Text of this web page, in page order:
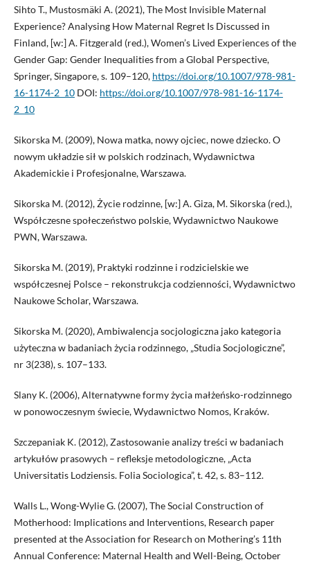
Sihto T., Mustosmäki A. (2021), The Most Invisible Maternal
Experience? Analysing How Maternal Regret Is Discussed in
Finland, [w:] A. Fitzgerald (red.), Women’s Lived Experiences of the
Gender Gap: Gender Inequalities from a Global Perspective,
Springer, Singapore, s. 109–120, https://doi.org/10.1007/978-981-
16-1174-2_10DOI: https://doi.org/10.1007/978-981-16-1174-
2_10
Sikorska M. (2009), Nowa matka, nowy ojciec, nowe dziecko. O
nowym układzie sił w polskich rodzinach, Wydawnictwa
Akademickie i Profesjonalne, Warszawa.
Sikorska M. (2012), Życie rodzinne, [w:] A. Giza, M. Sikorska (red.),
Współczesne społeczeństwo polskie, Wydawnictwo Naukowe
PWN, Warszawa.
Sikorska M. (2019), Praktyki rodzinne i rodzicielskie we
współczesnej Polsce – rekonstrukcja codzienności, Wydawnictwo
Naukowe Scholar, Warszawa.
Sikorska M. (2020), Ambiwalencja socjologiczna jako kategoria
użyteczna w badaniach życia rodzinnego, „Studia Socjologiczne”,
nr 3(238), s. 107–133.
Slany K. (2006), Alternatywne formy życia małżeńsko-rodzinnego
w ponowoczesnym świecie, Wydawnictwo Nomos, Kraków.
Szczepaniak K. (2012), Zastosowanie analizy treści w badaniach
artykułów prasowych – refleksje metodologiczne, „Acta
Universitatis Lodziensis. Folia Sociologica”, t. 42, s. 83–112.
Walls L., Wong-Wylie G. (2007), The Social Construction of
Motherhood: Implications and Interventions, Research paper
presented at the Association for Research on Mothering’s 11th
Annual Conference: Maternal Health and Well-Being, October